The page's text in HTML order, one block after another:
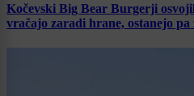
Kočevski Big Bear Burgerji
vračajo zaradi hrane, ostanejo pa